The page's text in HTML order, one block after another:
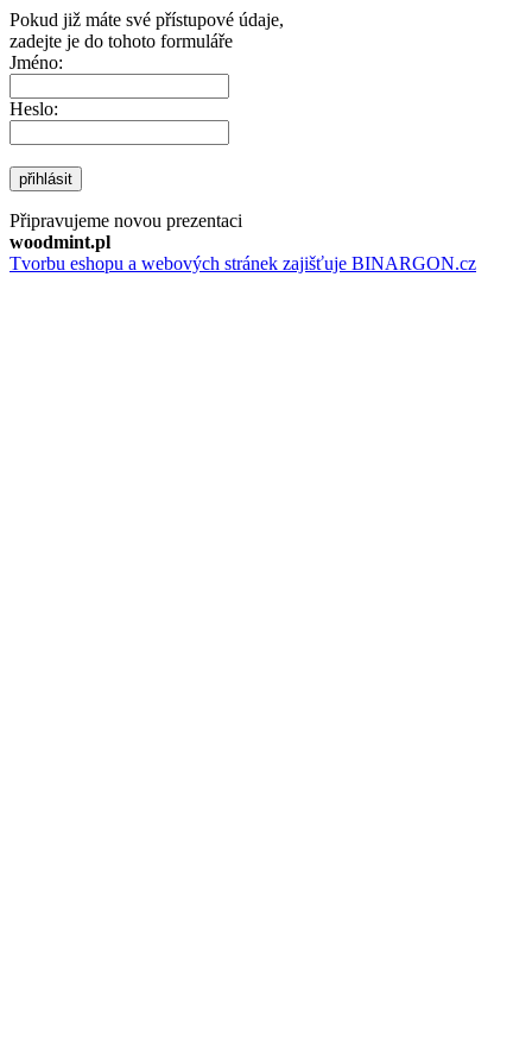
Pokud již máte své přístupové údaje,
zadejte je do tohoto formuláře
Jméno:
Heslo:
přihlásit
Připravujeme novou prezentaci
woodmint.pl
Tvorbu eshopu a webových stránek zajišťuje BINARGON.cz